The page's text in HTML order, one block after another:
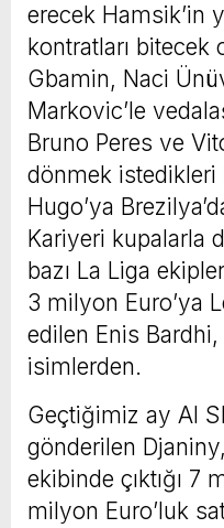
erecek Hamsik’in
kontratları bitecek
Gbamin, Naci
Markovic’le
Bruno Peres ve
dönmek istedikleri
Hugo’ya
Kariyeri kupalarla
bazı La Liga
3 milyon Euro’ya
edilen Enis
isimlerden.
Geçtiğimiz ay Al
gönderilen
ekibinde çıktığı 7
milyon Euro’luk